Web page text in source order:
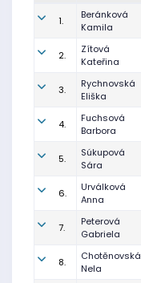
1.
Beránková
Kamila
2.
Zítová
Kateřina
3.
Rychnovská
Eliška
4.
Fuchsová
Barbora
5.
Súkupová
Sára
6.
Urválková
Anna
7.
Peterová
Gabriela
8.
Chotěnovská
Nela